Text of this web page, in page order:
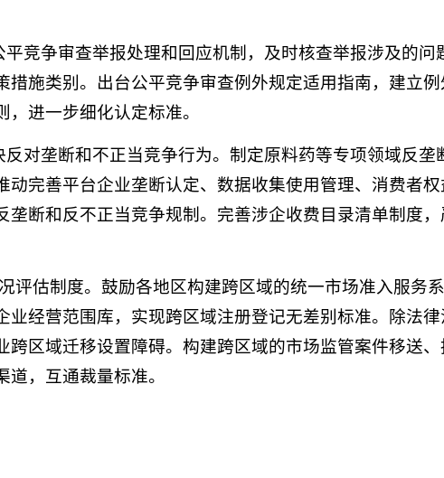
竞争审查举报处理和回应机制，及时核查举报涉及的问
施类别。出台公平竞争审查例外规定适用指南，建立
进一步细化认定标准。
对垄断和不正当竞争行为。制定原料药等专项领域反垄
完善平台企业垄断认定、数据收集使用管理、消费者
断和反不正当竞争规制。完善涉企收费目录清单制度
评估制度。鼓励各地区构建跨区域的统一市场准入服务
经营范围库，实现跨区域注册登记无差别标准。除法
区域迁移设置障碍。构建跨区域的市场监管案件移送
，互通裁量标准。